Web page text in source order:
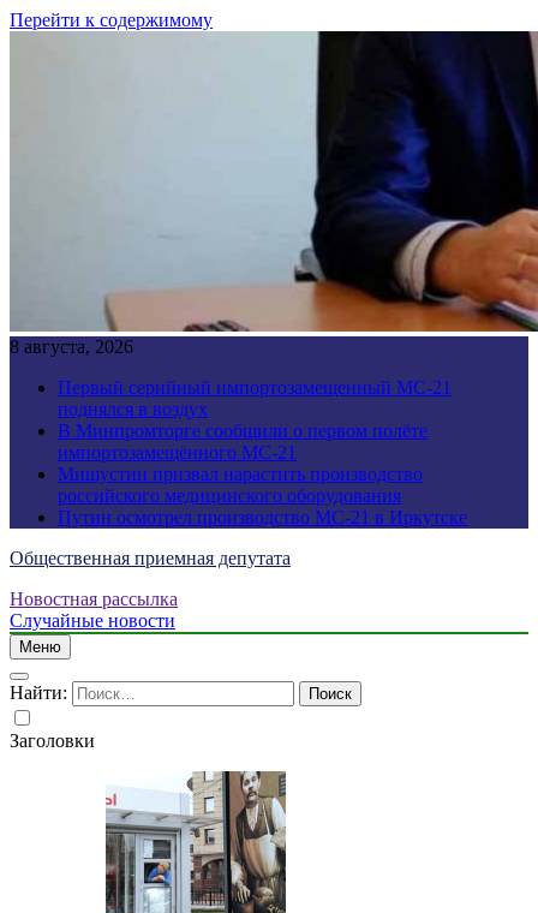
Перейти к содержимому
8 августа, 2026
Первый серийный импортозамещенный МС-21
поднялся в воздух
В Минпромторге сообщили о первом полёте
импортозамещённого МС-21
Мишустин призвал нарастить производство
российского медицинского оборудования
Путин осмотрел производство МС-21 в Иркутске
Общественная приемная депутата
Новостная рассылка
Случайные новости
Меню
Найти:
Заголовки